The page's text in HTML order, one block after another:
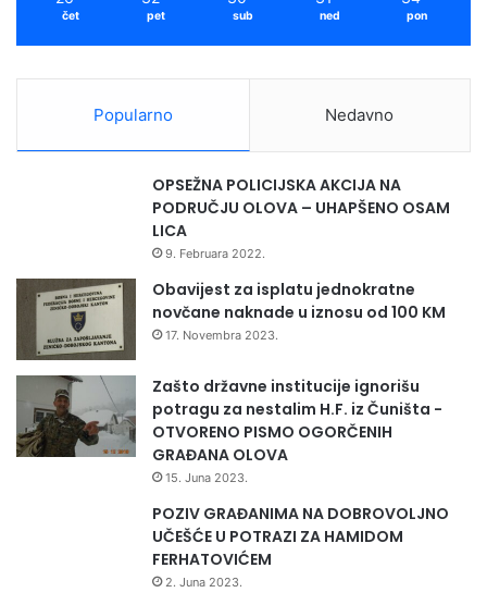
čet pet sub ned pon
Popularno Nedavno
OPSEŽNA POLICIJSKA AKCIJA NA
PODRUČJU OLOVA – UHAPŠENO OSAM
LICA
9. Februara 2022.
Obavijest za isplatu jednokratne
novčane naknade u iznosu od 100 KM
17. Novembra 2023.
Zašto državne institucije ignorišu
potragu za nestalim H.F. iz Čuništa -
OTVORENO PISMO OGORČENIH
GRAĐANA OLOVA
15. Juna 2023.
POZIV GRAĐANIMA NA DOBROVOLJNO
UČEŠĆE U POTRAZI ZA HAMIDOM
FERHATOVIĆEM
2. Juna 2023.